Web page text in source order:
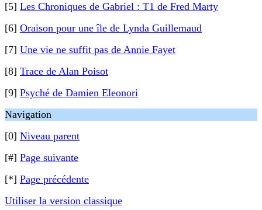
[5] Les Chroniques de Gabriel : T1 de Fred Marty
[6] Oraison pour une île de Lynda Guillemaud
[7] Une vie ne suffit pas de Annie Fayet
[8] Trace de Alan Poisot
[9] Psyché de Damien Eleonori
Navigation
[0] Niveau parent
[#] Page suivante
[*] Page précédente
Utiliser la version classique